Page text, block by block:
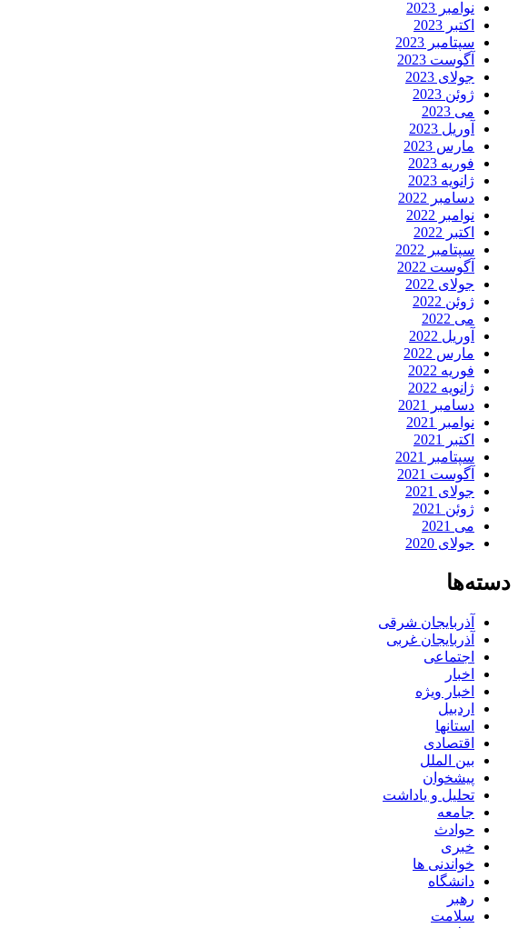
نوامبر 2023
اکتبر 2023
سپتامبر 2023
آگوست 2023
جولای 2023
ژوئن 2023
می 2023
آوریل 2023
مارس 2023
فوریه 2023
ژانویه 2023
دسامبر 2022
نوامبر 2022
اکتبر 2022
سپتامبر 2022
آگوست 2022
جولای 2022
ژوئن 2022
می 2022
آوریل 2022
مارس 2022
فوریه 2022
ژانویه 2022
دسامبر 2021
نوامبر 2021
اکتبر 2021
سپتامبر 2021
آگوست 2021
جولای 2021
ژوئن 2021
می 2021
جولای 2020
دسته‌ها
آذربایجان شرقی
آذربایجان غربی
اجتماعی
اخبار
اخبار ویژه
اردبیل
استانها
اقتصادی
بین الملل
پیشخوان
تحلیل و یاداشت
جامعه
حوادث
خبری
خواندنی ها
دانشگاه
رهبر
سلامت